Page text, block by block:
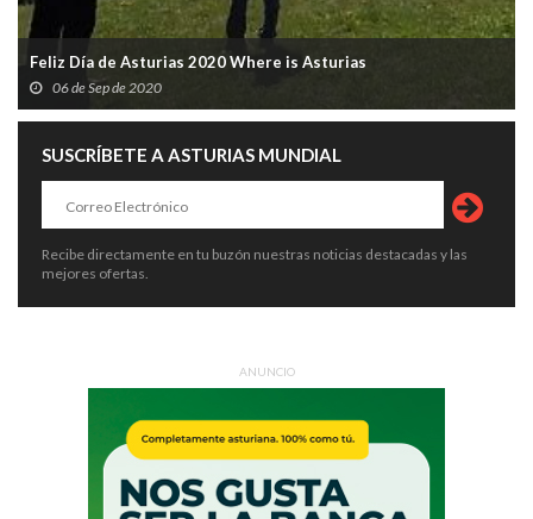
Feliz Día de Asturias 2020 Where is Asturias
06 de Sep de 2020
SUSCRÍBETE A ASTURIAS MUNDIAL
Recibe directamente en tu buzón nuestras noticias destacadas y las
mejores ofertas.
ANUNCIO